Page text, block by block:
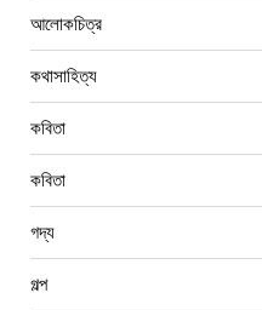
আলোকচিত্র
কথাসাহিত্য
কবিতা
কবিতা
গদ্য
গল্প